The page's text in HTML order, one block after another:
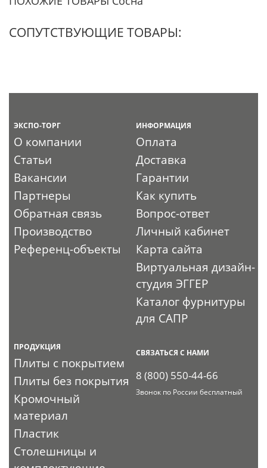
СОПУТСТВУЮЩИЕ ТОВАРЫ:
ЭКСПО-ТОРГ
О компании
Статьи
Вакансии
Партнеры
Обратная связь
Производство
Референц-объекты
ИНФОРМАЦИЯ
Оплата
Доставка
Гарантии
Как купить
Вопрос-ответ
Личный кабинет
Карта сайта
Виртуальная дизайн-
студия ЭГГЕР
Каталог фурнитуры
для САПР
ПРОДУКЦИЯ
Плиты с покрытием
Плиты без покрытия
Кромочный
материал
Пластик
Столешницы и
СВЯЗАТЬСЯ С НАМИ
8 (800) 550-44-66
Звонок по России бесплатный